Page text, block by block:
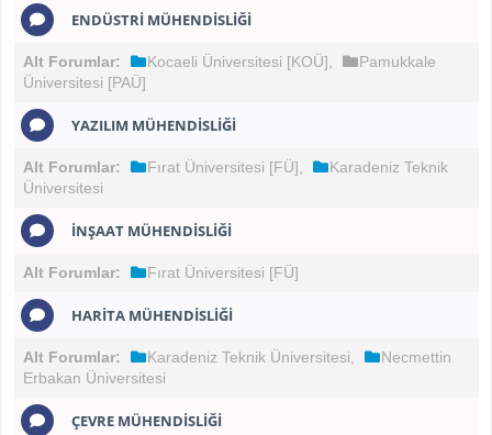
ENDÜSTRI MÜHENDISLIĞI
Alt Forumlar: Kocaeli Üniversitesi [KOÜ]
Pamukkale
Üniversitesi [PAÜ]
YAZILIM MÜHENDISLIĞI
Alt Forumlar: Fırat Üniversitesi [FÜ]
Karadeniz Teknik
Üniversitesi
İNŞAAT MÜHENDISLIĞI
Alt Forumlar: Fırat Üniversitesi [FÜ]
HARITA MÜHENDISLIĞI
Alt Forumlar: Karadeniz Teknik Üniversitesi
Necmettin
Erbakan Üniversitesi
ÇEVRE MÜHENDISLIĞI